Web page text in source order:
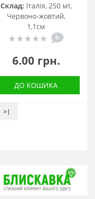
Склад: Італія, 250 мт,
Червоно-жовтий,
1,1см
0
6.00 грн.
ДО КОШИКА
>|